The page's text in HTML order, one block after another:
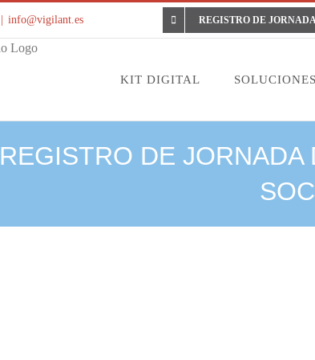
info@vigilant.es REGISTRO DE
KIT DIGITAL SOLUCIONES
REGISTRO DE